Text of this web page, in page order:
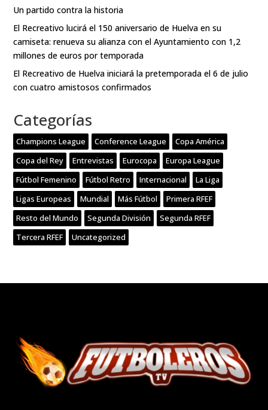
Un partido contra la historia
El Recreativo lucirá el 150 aniversario de Huelva en su
camiseta: renueva su alianza con el Ayuntamiento con 1,2
millones de euros por temporada
El Recreativo de Huelva iniciará la pretemporada el 6 de julio
con cuatro amistosos confirmados
Categorías
Champions League Conference League
Copa América
Copa del Rey
Entrevistas Eurocopa
Europa League
Fútbol Femenino
Fútbol Retro Internacional
La Liga
Ligas Europeas
Mundial Más Fútbol
Primera RFEF
Resto del Mundo
Segunda División
Segunda RFEF
Tercera RFEF
Uncategorized